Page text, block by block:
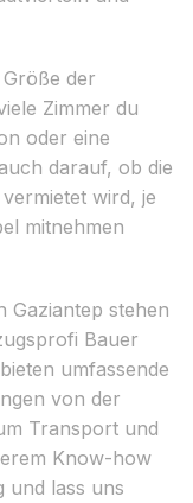
der
Zimmer du
oder eine
darauf, ob die
wird, je
mitnehmen
Gaziantep stehen
Bauer
umfassende
von der
Transport und
Know-how
und lass uns